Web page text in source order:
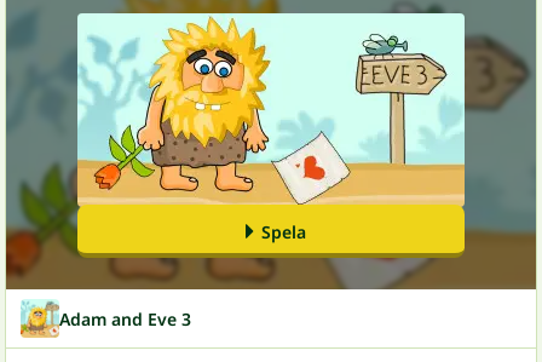
Spela
Adam and Eve 3